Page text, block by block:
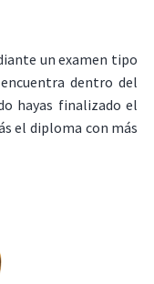
un examen tipo
dentro del
hayas finalizado el
el diploma con más